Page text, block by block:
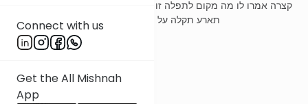
Connect with us
Get the All Mishnah
App
קצרה אמרו לו מה מקום לתפלה זו אמר להם בכניסתי אני מתפלל שלא
תארע תקלה על ידי וביציאתי אני נותן הודיה על חלקי
ר' עובדיה מברטנורא